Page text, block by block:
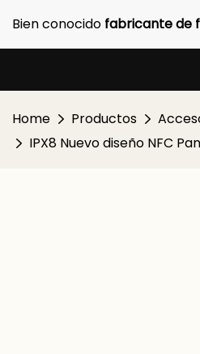
Bien conocido fabricante de
Home Productos
IPX8 Nuevo diseño NFC